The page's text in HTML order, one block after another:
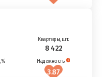
8 422
3.87